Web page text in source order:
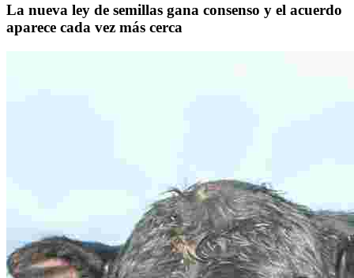
La nueva ley de semillas gana consenso y el acuerdo
aparece cada vez más cerca